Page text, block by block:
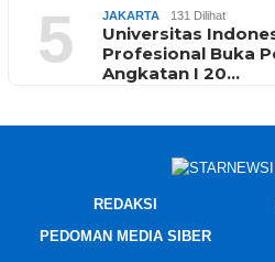
5 JAKARTA 131 Dilihat
Universitas
Profesional Buka
Angkatan I 20…
REDAKSI
PEDOMAN MEDIA SIBER